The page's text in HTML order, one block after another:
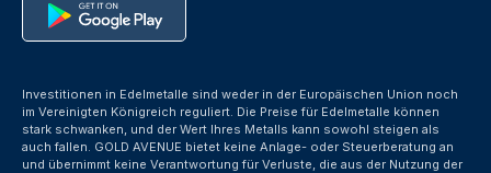
Investitionen in Edelmetalle sind weder in der Europäischen Union noch
im Vereinigten Königreich reguliert. Die Preise für Edelmetalle können
stark schwanken, und der Wert Ihres Metalls kann sowohl steigen als
auch fallen. GOLD AVENUE bietet keine Anlage- oder Steuerberatung an
und übernimmt keine Verantwortung für Verluste, die aus der Nutzung der